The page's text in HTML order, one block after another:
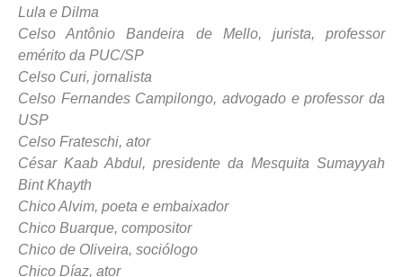
Lula e Dilma
Celso Antônio Bandeira de Mello, jurista, professor
emérito da PUC/SP
Celso Curi, jornalista
Celso Fernandes Campilongo, advogado e professor da
USP
Celso Frateschi, ator
César Kaab Abdul, presidente da Mesquita Sumayyah
Bint Khayth
Chico Alvim, poeta e embaixador
Chico Buarque, compositor
Chico de Oliveira, sociólogo
Chico Díaz, ator